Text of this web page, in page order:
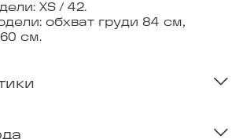
XS / 42.
обхват груди 84 см,
см.